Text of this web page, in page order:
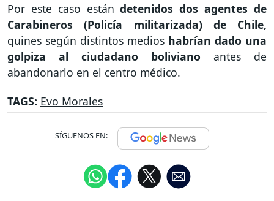
Por este caso estándetenidos dos agentes de
Carabineros (Policía militarizada) de Chile,
quines según distintos medios habrían dado una
golpiza al ciudadano boliviano antes de
abandonarlo en el centro médico.
TAGS: Evo Morales
SÍGUENOS EN: